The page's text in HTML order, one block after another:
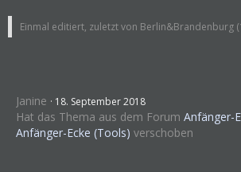
Einmal editiert, zuletzt von Berlin&Brandenburg (
Janine 18. September 2018
Hat das Thema aus dem Forum Anfänger-
Anfänger-Ecke (Tools) verschoben